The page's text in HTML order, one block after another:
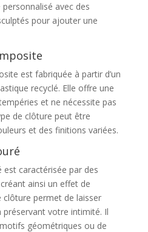
avec des
pour ajouter une
est fabriquée à partir d’un
recyclé. Elle offre une
et ne nécessite pas
de clôture peut être
et des finitions variées.
caractérisée par des
ainsi un effet de
clôture permet de laisser
votre intimité. Il
géométriques ou de